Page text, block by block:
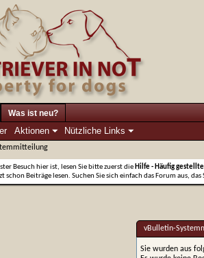
Aktionen Nützliche Links
Was ist neu?
Besuch hier ist, lesen Sie bitte zuerst die Hilfe - Häufig
schon Beiträge lesen. Suchen Sie sich einfach das Forum aus,
vBulletin-
Sie wurden aus